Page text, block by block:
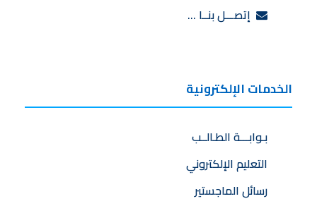
إتصـــل بنــا …
الخدمات الإلكترونية
بـوابـــة الطـالــب
التعليم الإلكتروني
رسائل الماجستير